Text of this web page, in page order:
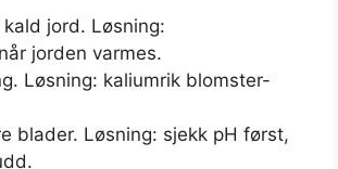
jord. Løsning:
jorden varmes.
Løsning: kaliumrik blomster-
blader. Løsning: sjekk pH først,